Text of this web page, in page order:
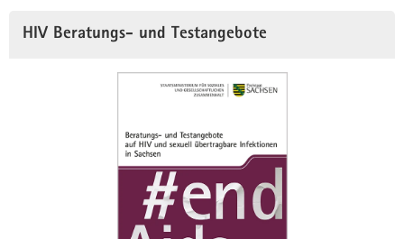
HIV Beratungs- und Testangebote